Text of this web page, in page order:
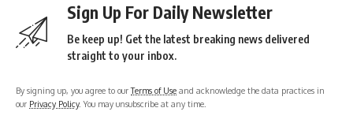
Sign Up For Daily Newsletter
Be keep up! Get the latest breaking news delivered
straight to your inbox.
By signing up, you agree to ourTerms of Use and acknowledge the data practices in
our Privacy Policy. You may unsubscribe at any time.